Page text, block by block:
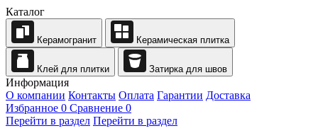
Каталог
Керамогранит Керамическая плитка
Клей для плитки Затирка для швов
Информация
О компании Контакты Оплата Гарантии Доставка
Избранное 0 Сравнение 0
Перейти в раздел Перейти в раздел